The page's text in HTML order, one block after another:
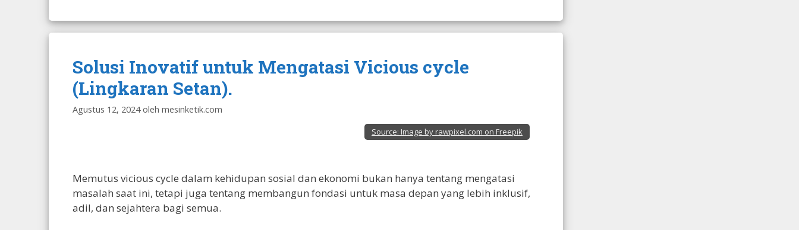
Solusi Inovatif untuk Mengatasi Vicious cycle
(Lingkaran Setan).
Agustus 12, 2024 oleh mesinketik.com
Source: Image by rawpixel.com on Freepik
Memutus vicious cycle dalam kehidupan sosial dan ekonomi bukan hanya tentang mengatasi
masalah saat ini, tetapi juga tentang membangun fondasi untuk masa depan yang lebih inklusif,
adil, dan sejahtera bagi semua.